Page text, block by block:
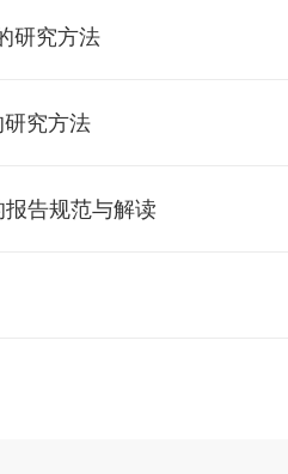
证实践
践
研究方法
标及解读
分析实践
究方法
告规范与解读
与解读